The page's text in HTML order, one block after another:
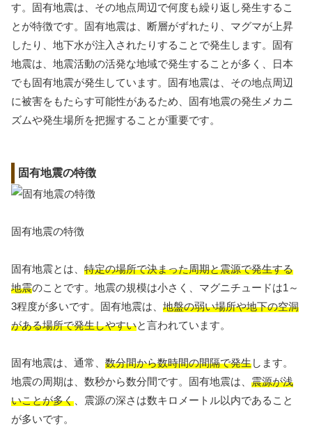
す。固有地震は、その地点周辺で何度も繰り返し発生するこ
とが特徴です。固有地震は、断層がずれたり、マグマが上昇
したり、地下水が注入されたりすることで発生します。固有
地震は、地震活動の活発な地域で発生することが多く、日本
でも固有地震が発生しています。固有地震は、その地点周辺
に被害をもたらす可能性があるため、固有地震の発生メカニ
ズムや発生場所を把握することが重要です。
固有地震の特徴
固有地震の特徴
固有地震とは、 特定の場所で決まった周期と震源で発生する
地震のことです。地震の規模は小さく、マグニチュードは1～
3程度が多いです。固有地震は、 地盤の弱い場所や地下の空洞
がある場所で発生しやすいと言われています。
固有地震は、通常、 数分間から数時間の間隔で発生します。
地震の周期は、数秒から数分間です。固有地震は、 震源が浅
いことが多く 、震源の深さは数キロメートル以内であること
が多いです。